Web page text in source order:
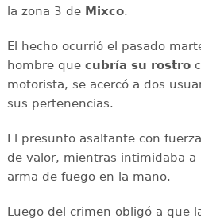
la zona 3 de Mixco.
El hecho ocurrió el pasado
hombre que cubría su rostro
motorista, se acercó a dos
sus pertenencias.
El presunto asaltante con
de valor, mientras intimidaba a
arma de fuego en la mano.
Luego del crimen obligó a que